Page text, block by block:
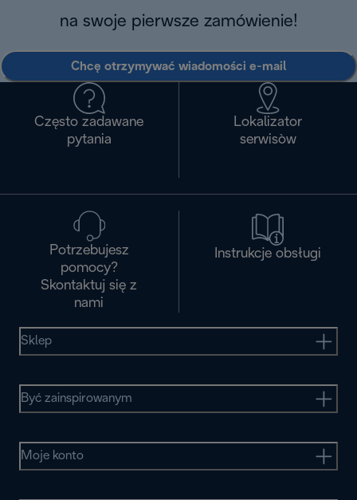
na swoje pierwsze zamówienie!
Chcę otrzymywać wiadomości e-mail
Często zadawane
pytania
Lokalizator
serwisòw
Potrzebujesz
pomocy?
Skontaktuj się z
nami
Instrukcje obsługi
Sklep
Być zainspirowanym
Moje konto